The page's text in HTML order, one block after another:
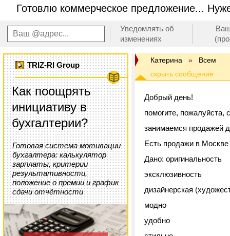
Готовлю коммерческое предложение...
Уведомлять об
изменениях
TRIZ-RI Group
Как поощрять
инициативу в
бухгалтерии?
Готовая система мотивации
бухгалтера: калькулятор
зарплаты, критерии
результативности,
положение о премии и график
сдачи отчётности
Катерина » Всем
Добрый день!
помогите, пожалуйста,
занимаемся продажей
Есть продажи в Москве
Дано: оригинальность
эксклюзивность
дизайнерская
модно
удобно